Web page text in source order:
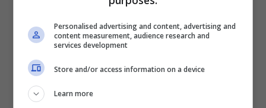
Personalised advertising and content, advertising and
content measurement, audience research and
services development
Store and/or access information on a device
Learn more